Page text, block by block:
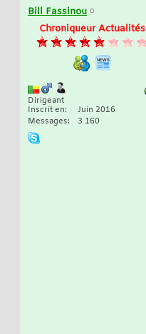
Bill Fassinou
Chroniqueur Actualités
Dirigeant
Inscrit en
Juin 2016
Messages
3 160